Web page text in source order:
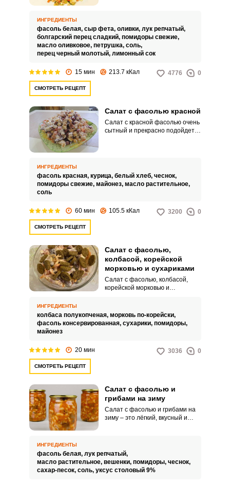
отлично подходит как в качестве
закуски, так и в качестве
самостоятельно блюда на
завтрак или легкий ужин.
ИНГРЕДИЕНТЫ
фасоль белая, сыр фета, оливки, лук репчатый,
болгарский перец сладкий, помидоры свежие,
масло оливковое, петрушка, соль,
перец черный молотый, лимонный сок
15 мин 213.7 кКал 4776 0
СМОТРЕТЬ РЕЦЕПТ
Салат с фасолью красной
Салат с красной фасолью очень
сытный и прекрасно подойдет
ИНГРЕДИЕНТЫ
фасоль красная, курица, белый хлеб, чеснок,
помидоры свежие, майонез, масло растительное,
соль
60 мин 105.5 кКал 3200 0
СМОТРЕТЬ РЕЦЕПТ
Салат с фасолью,
колбасой, корейской
морковью и сухариками
Салат с фасолью, колбасой,
корейской морковью и
невероятной сочностью и
привлекательным внешним
ИНГРЕДИЕНТЫ
колбаса полукопченая, морковь по-корейски,
фасоль консервированная, сухарики, помидоры,
майонез
20 мин 3036 0
СМОТРЕТЬ РЕЦЕПТ
Салат с фасолью и
грибами на зиму
Салат с фасолью и грибами на
зиму – это лёгкий, вкусный и
вас своим вкусом, ведь фасоль и
грибы-вешенки – отличное
сочетание. Самое интересное,
что этот салат можно
ИНГРЕДИЕНТЫ
фасоль белая, лук репчатый,
масло растительное, вешенки, помидоры, чеснок,
сахар-песок, соль, уксус столовый 9%